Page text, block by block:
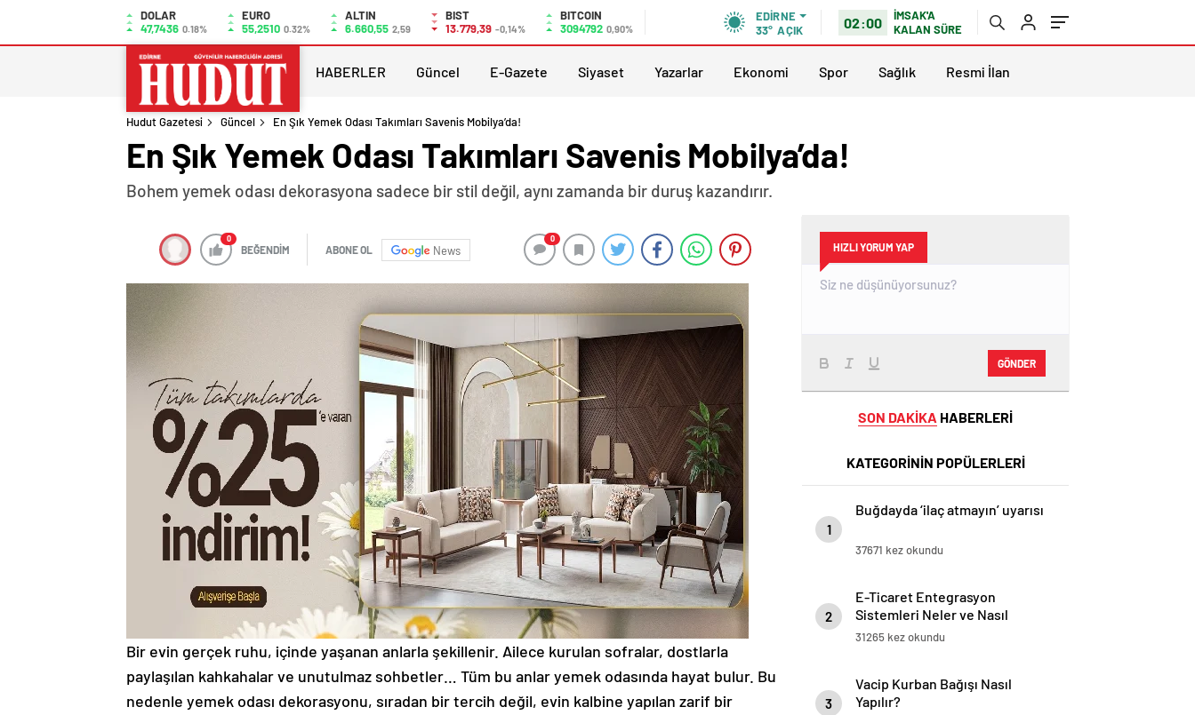
DOLAR
47,7436 0.18%
EURO
55,2510 0.32%
ALTIN
6.660,55 2,59
BIST
13.779,39 -0,14%
BITCOIN
3094792 0,90%
EDIRNE
33° AÇIK 02:00
İMSAK'A
KALAN SÜRE
HABERLER Güncel E-Gazete Siyaset Yazarlar Ekonomi Spor Sağlık Resmi İlan
Hudut Gazetesi Güncel En Şık Yemek Odası Takımları Savenis Mobilya’da!
En Şık Yemek Odası Takımları Savenis Mobilya’da!
Bohem yemek odası dekorasyona sadece bir stil değil, aynı zamanda bir duruş kazandırır.
0
BEĞENDİM ABONE OL News
0
Bir evin gerçek ruhu, içinde yaşanan anlarla şekillenir. Ailece kurulan sofralar, dostlarla
paylaşılan kahkahalar ve unutulmaz sohbetler… Tüm bu anlar yemek odasında hayat bulur. Bu
nedenle yemek odası dekorasyonu, sıradan bir tercih değil, evin kalbine yapılan zarif bir
HIZLI YORUM YAP
GÖNDER
SON DAKİKA HABERLERİ
KATEGORİNİN POPÜLERLERİ
1
Buğdayda ‘ilaç atmayın’ uyarısı
37671 kez okundu
2
E-Ticaret Entegrasyon
Sistemleri Neler ve Nasıl
Yapılır?
31265 kez okundu
3
Vacip Kurban Bağışı Nasıl
Yapılır?